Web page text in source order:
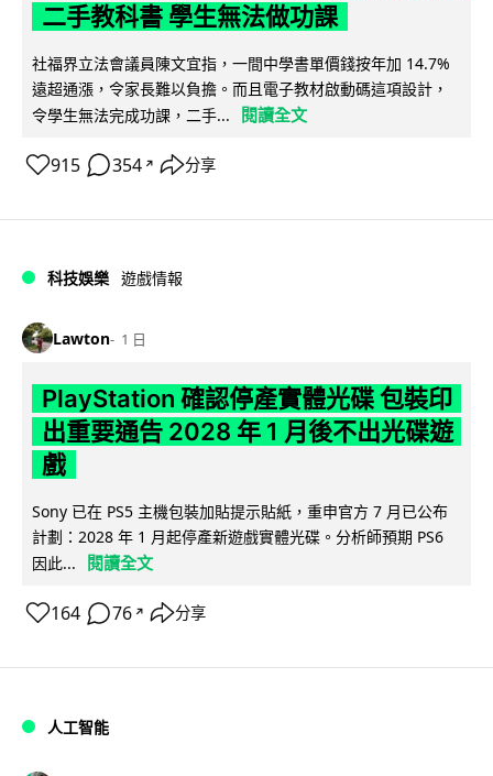
二手教科書 學生無法做功課
社福界立法會議員陳文宜指，一間中學書單價錢按年加 14.7%
遠超通漲，令家長難以負擔。而且電子教材啟動碼這項設計，
令學生無法完成功課，二手...
閱讀全文
915 354 ↗ 分享
科技娛樂 遊戲情報
Lawton 1 日
PlayStation 確認停產實體光碟 包裝印
出重要通告 2028 年 1 月後不出光碟遊
戲
Sony 已在 PS5 主機包裝加貼提示貼紙，重申官方 7 月已公布
計劃：2028 年 1 月起停產新遊戲實體光碟。分析師預期 PS6
因此...
閱讀全文
164 76 ↗ 分享
人工智能